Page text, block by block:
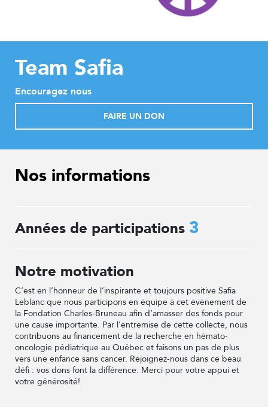
Team Safia
Encouragez nous
FAIRE UN DON
Nos informations
Années de participations 3
Notre motivation
C’est en l’honneur de l’inspirante et toujours positive Safia
Leblanc que nous participons en équipe à cet évènement de
la Fondation Charles-Bruneau afin d’amasser des fonds pour
une cause importante. Par l'entremise de cette collecte, nous
contribuons au financement de la recherche en hémato-
oncologie pédiatrique au Québec et faisons un pas de plus
vers une enfance sans cancer. Rejoignez-nous dans ce beau
défi : vos dons font la différence. Merci pour votre appui et
votre générosité!